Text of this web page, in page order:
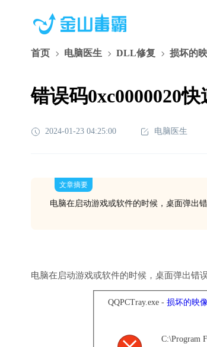
首页 电脑医生 DLL修复 损坏的
错误码0xc0000020
2024-01-23 04:25:00 电脑医生
文章摘要
电脑在启动游戏或软件的时候，桌面弹出
电脑在启动游戏或软件的时候，桌面弹出错
QQPCTray.exe - 损坏的映
C:\Program